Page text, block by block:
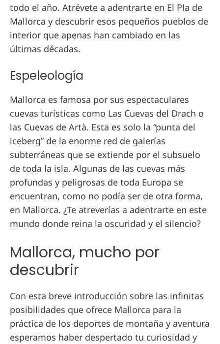
todo el año. Atrévete a adentrarte en El Pla de
Mallorca y descubrir esos pequeños pueblos de
interior que apenas han cambiado en las
últimas décadas.
Espeleología
Mallorca es famosa por sus espectaculares
cuevas turísticas como Las Cuevas del Drach o
las Cuevas de Artà. Esta es solo la “punta del
iceberg” de la enorme red de galerías
subterráneas que se extiende por el subsuelo
de toda la isla. Algunas de las cuevas más
profundas y peligrosas de toda Europa se
encuentran, como no podía ser de otra forma,
en Mallorca. ¿Te atreverías a adentrarte en este
mundo donde reina la oscuridad y el silencio?
Mallorca, mucho por
descubrir
Con esta breve introducción sobre las infinitas
posibilidades que ofrece Mallorca para la
práctica de los deportes de montaña y aventura
esperamos haber despertado tu curiosidad y